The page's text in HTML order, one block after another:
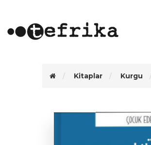
Kitaplar Kurgu